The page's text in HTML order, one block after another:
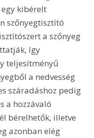
kibérelt
szőnyegtisztító
a szőnyeg
így
teljesítményű
a nedvesség
száradáshoz pedig
a hozzávaló
bérelhetők, illetve
azonban elég